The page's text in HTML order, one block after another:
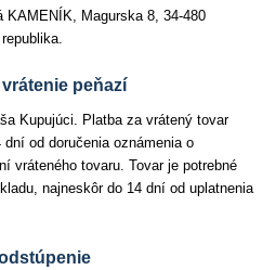
KAMENÍK, Magurska 8, 34-480
peňazí
Kupujúci. Platba za vrátený tovar
dní od doručenia oznámenia o
vráteného tovaru. Tovar je potrebné
najneskôr do 14 dní od uplatnenia